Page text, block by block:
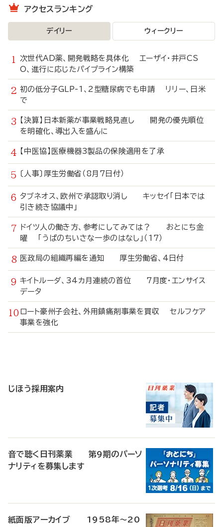
アクセスランキング
デイリー ウィークリー
次世代AD薬、開発戦略を具体化 エーザイ・井戸CS
O、進行に応じたパイプライン構築
初の低分子GLP-1、2型糖尿病でも申請 リリー、日米
で
【決算】日本新薬が事業戦略見直し 開発の優先順位
を明確化、導出入を盛んに
【中医協】医療機器3製品の保険適用を了承
〔人事〕厚生労働省（8月7日付）
タブネオス、欧州で承認取り消し キッセイ「日本では
引き続き協議中」
ドイツ人の働き方、参考にしてみては？ おとにち金
曜 「うぱのちいさな一歩のはなし」（17）
医政局の組織再編を通知 厚生労働省、4日付
キイトルーダ、34カ月連続の首位 7月度・エンサイス
データ
ロート豪州子会社、外用鎮痛剤事業を買収 セルフケア
事業を強化
じほう採用案内
音で聴く日刊薬業 第9期のパーソ
ナリティを募集します
紙面版アーカイブ 1958年～20